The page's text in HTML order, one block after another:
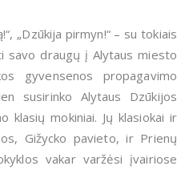
„Dzūkija pirmyn!“ – su tokiais
savo draugų į Alytaus miesto
gyvensenos propagavimo
susirinko Alytaus Dzūkijos
klasių mokiniai. Jų klasiokai ir
Gižycko pavieto, ir Prienų
vakar varžėsi įvairiose